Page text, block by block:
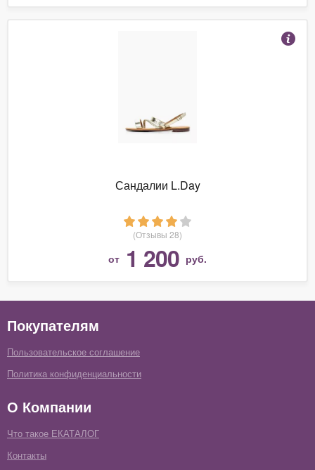
Сандалии L.Day
(Отзывы 28)
от 1 200 руб.
Покупателям
Пользовательское соглашение
Политика конфиденциальности
О Компании
Что такое ЕКАТАЛОГ
Контакты